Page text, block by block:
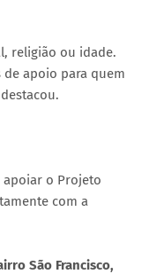
religião ou idade.
de apoio para quem
apoiar o Projeto
com a
São Francisco,